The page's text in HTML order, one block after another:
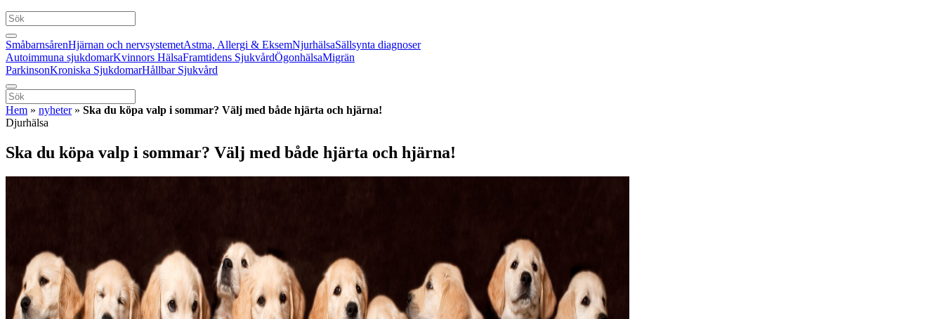
SmåbarnsårenHjärnan och nervsystemetAstma, Allergi & EksemNjurhälsaSällsynta diagnoser
Autoimmuna sjukdomarKvinnors HälsaFramtidens SjukvårdÖgonhälsaMigrän
ParkinsonKroniska SjukdomarHållbar Sjukvård
Hem » nyheter» Ska du köpa valp i sommar? Välj med både hjärta och hjärna!
Djurhälsa
Ska du köpa valp i sommar? Välj med både hjärta och hjärna!